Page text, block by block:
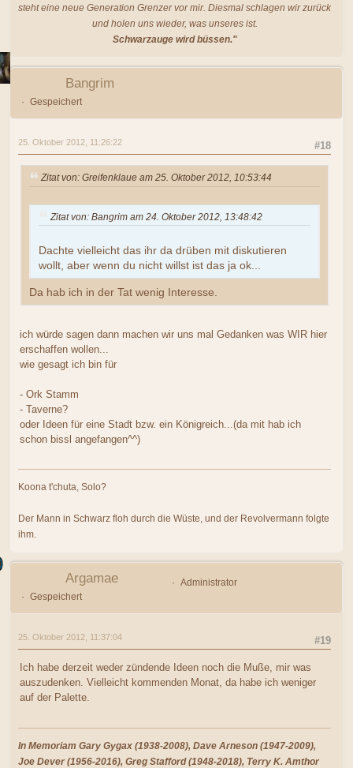
steht eine neue Generation Grenzer vor mir. Diesmal schlagen wir zurück
und holen uns wieder, was unseres ist.
Schwarzauge wird büssen."
Bangrim
Gespeichert
#18
25. Oktober 2012, 11:26:22
Zitat von: Greifenklaue am 25. Oktober 2012, 10:53:44
Zitat von: Bangrim am 24. Oktober 2012, 13:48:42
Dachte vielleicht das ihr da drüben mit diskutieren
wollt, aber wenn du nicht willst ist das ja ok...
Da hab ich in der Tat wenig Interesse.
ich würde sagen dann machen wir uns mal Gedanken was WIR hier
erschaffen wollen...
wie gesagt ich bin für
- Ork Stamm
- Taverne?
oder Ideen für eine Stadt bzw. ein Königreich...(da mit hab ich
schon bissl angefangen^^)
Koona t'chuta, Solo?
Der Mann in Schwarz floh durch die Wüste, und der Revolvermann folgte
ihm.
Argamae
Administrator
Gespeichert
#19
25. Oktober 2012, 11:37:04
Ich habe derzeit weder zündende Ideen noch die Muße, mir was
auszudenken. Vielleicht kommenden Monat, da habe ich weniger
auf der Palette.
In Memoriam Gary Gygax (1938-2008), Dave Arneson (1947-2009),
Joe Dever (1956-2016), Greg Stafford (1948-2018), Terry K. Amthor